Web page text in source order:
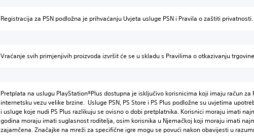
Registracija za PSN podložna je prihvaćanju Uvjeta usluge PSN i Pravila o zaštiti privatnosti.
Vraćanje svih primjenjivih proizvoda izvršit će se u skladu s Pravilima o otkazivanju
Pretplata na uslugu PlayStation®Plus dostupna je isključivo korisnicima koji imaju račun za
internetsku vezu velike brzine. Usluge PSN, PS Store i PS Plus podložne su uvjetima
i usluge koje nudi PS Plus razlikuju se ovisno o dobi pretplatnika. Korisnici moraju imati
godina moraju imati suglasnost roditelja, osim korisnika u Njemačkoj koji moraju imati
zajamčena. Značajke na mreži za specifične igre mogu se povući nakon obavijesti u